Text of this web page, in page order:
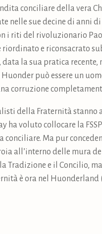
conciliare della vera
nelle sue decine di anni
i riti del rivoluzionario
e riconsacrato
la sua pratica
può essere un
corruzione
della Fraternità stanno
ha voluto collocare la
conciliare. Ma pur
all’interno delle mura
Tradizione e il Concilio,
è ora nel Huonderland